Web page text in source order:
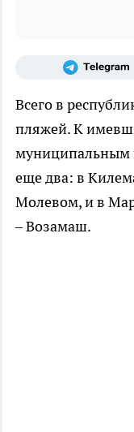
Всего в
пляжей. К
муниципальным
еще два: в
Молевом, и в
– Возамаш.